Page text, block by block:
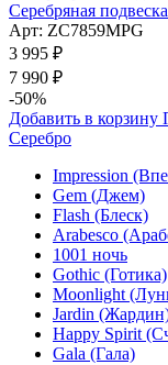
Серебряная
Арт: ZC7859MPG
3 995 ₽
7 990 ₽
-50%
Добавить в корзину
Серебро
Impression
Gem (Джем)
Flash (Блеск)
Arabesco
1001 ночь
Gothic (Готика)
Moonlight
Jardin
Happy Spirit
Gala (Гала)